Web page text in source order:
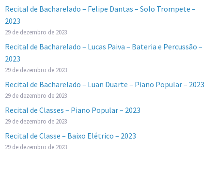
Recital de Bacharelado – Felipe Dantas – Solo Trompete –
2023
29 de dezembro de 2023
Recital de Bacharelado – Lucas Paiva – Bateria e Percussão –
2023
29 de dezembro de 2023
Recital de Bacharelado – Luan Duarte – Piano Popular – 2023
29 de dezembro de 2023
Recital de Classes – Piano Popular – 2023
29 de dezembro de 2023
Recital de Classe – Baixo Elétrico – 2023
29 de dezembro de 2023